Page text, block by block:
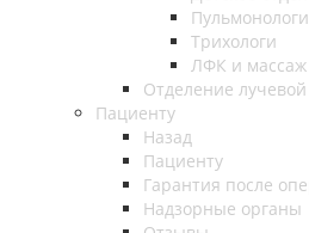
Пульмонологи
Трихологи
ЛФК и массаж
Отделение
Пациенту
Назад
Пациенту
Гарантия после
Надзорные органы